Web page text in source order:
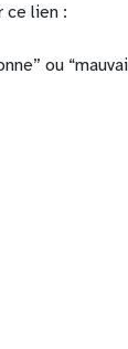
ce lien :
ou